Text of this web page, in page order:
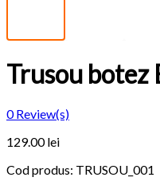
Trusou botez
0Review(s)
129.00lei
Cod produs: TRUSOU_001